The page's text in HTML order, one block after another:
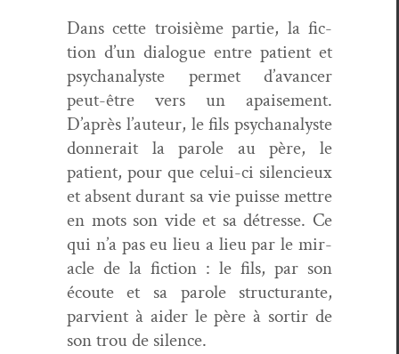
Dans cette troisième par­tie, la fic­
tion d’un dia­logue entre patient et
psy­ch­an­a­lyste per­met d’avancer
peut-être vers un apaise­ment.
D’après l’au­teur, le fils psy­ch­an­a­lyste
don­nerait la parole au père, le
patient, pour que celui-ci silen­cieux
et absent durant sa vie puisse met­tre
en mots son vide et sa détresse. Ce
qui n’a pas eu lieu a lieu par le mir­
a­cle de la fic­tion : le fils, par son
écoute et sa parole struc­turante,
parvient à aider le père à sor­tir de
son trou de silence.